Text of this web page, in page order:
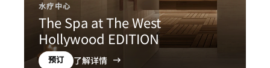
水疗中心
The Spa at The West
Hollywood EDITION
预订 了解详情